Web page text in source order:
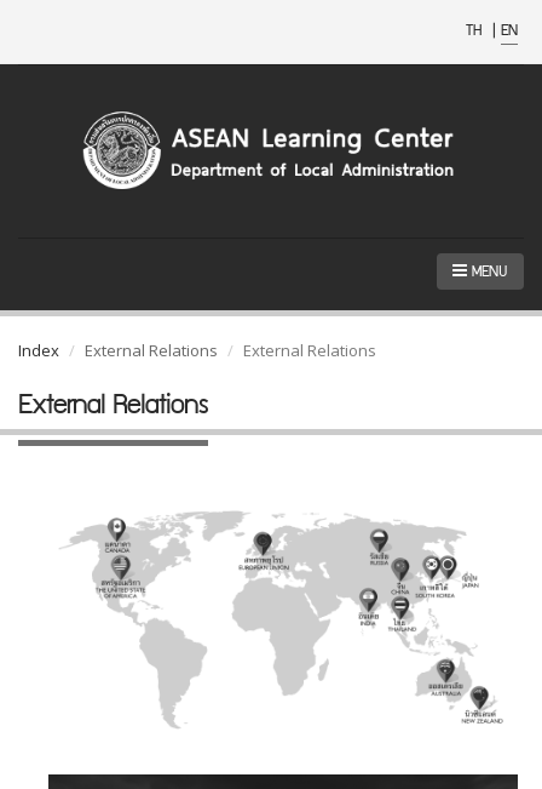
TH | EN
MENU
Index External Relations External Relations
External Relations